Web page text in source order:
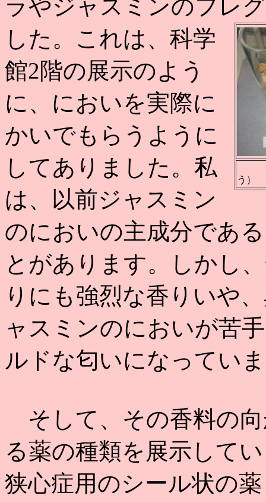
ラやジャスミンのフレ
う）
した。これは、科学
館2階の展示のよう
に、においを実際に
かいでもらうように
してありました。私
は、以前ジャスミン
のにおいの主成分であ
とがあります。しかし
りにも強烈な香りいや
ャスミンのにおいが苦
ルドな匂いになってい
そして、その香料の
る薬の種類を展示して
狭心症用のシール状の